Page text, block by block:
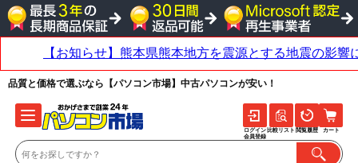
品質と価格で選ぶなら【パソコン市場】中古パソコンが安い！
ログイン
会員登録
比較リスト 閲覧履歴 カート